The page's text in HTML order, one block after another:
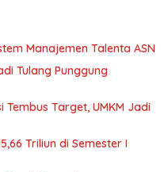
Manajemen Talenta ASN
Tulang Punggung
Tembus Target, UMKM Jadi
Triliun di Semester I